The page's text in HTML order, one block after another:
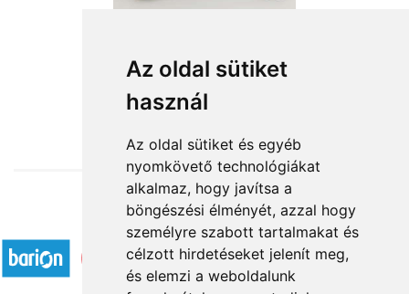
Az oldal sütiket
használ
Az oldal sütiket és egyéb
nyomkövető technológiákat
alkalmaz, hogy javítsa a
böngészési élményét, azzal hogy
személyre szabott tartalmakat és
célzott hirdetéseket jelenít meg,
és elemzi a weboldalunk
Hímzett tornacipő
15 000 Ft-tól
Elfogadott fizetési módok